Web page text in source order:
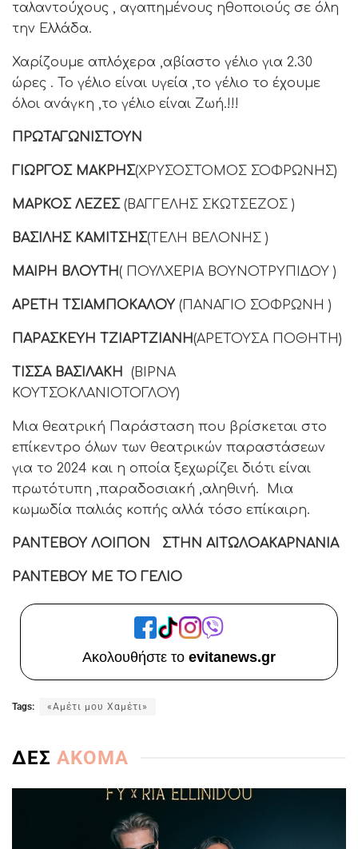
ταλαντούχους , αγαπημένους ηθοποιούς σε όλη
την Ελλάδα.
Χαρίζουμε απλόχερα ,αβίαστο γέλιο για 2.30
ώρες . Το γέλιο είναι υγεία ,το γέλιο το έχουμε
όλοι ανάγκη ,το γέλιο είναι Ζωή.!!!
ΠΡΩΤΑΓΩΝΙΣΤΟΥΝ
ΓΙΩΡΓΟΣ ΜΑΚΡΗΣ(ΧΡΥΣΟΣΤΟΜΟΣ ΣΟΦΡΩΝΗΣ)
ΜΑΡΚΟΣ ΛΕΖΕΣ (ΒΑΓΓΕΛΗΣ ΣΚΩΤΣΕΖΟΣ )
ΒΑΣΙΛΗΣ ΚΑΜΙΤΣΗΣ(ΤΕΛΗ ΒΕΛΟΝΗΣ )
ΜΑΙΡΗ ΒΛΟΥΤΗ( ΠΟΥΛΧΕΡΙΑ ΒΟΥΝΟΤΡΥΠΙΔΟΥ )
ΑΡΕΤΗ ΤΣΙΑΜΠΟΚΑΛΟΥ (ΠΑΝΑΓΙΟ ΣΟΦΡΩΝΗ )
ΠΑΡΑΣΚΕΥΗ ΤΖΙΑΡΤΖΙΑΝΗ(ΑΡΕΤΟΥΣΑ ΠΟΘΗΤΗ)
ΤΙΣΣΑ ΒΑΣΙΛΑΚΗ (ΒΙΡΝΑ
ΚΟΥΤΣΟΚΛΑΝΙΟΤΟΓΛΟΥ)
Μια θεατρική Παράσταση που βρίσκεται στο
επίκεντρο όλων των θεατρικών παραστάσεων
για το 2024 και η οποία ξεχωρίζει διότι είναι
πρωτότυπη ,παραδοσιακή ,αληθινή. Μια
κωμωδία παλιάς κοπής αλλά τόσο επίκαιρη.
ΡΑΝΤΕΒΟΥ ΛΟΙΠΟΝ ΣΤΗΝ ΑΙΤΩΛΟΑΚΑΡΝΑΝΙΑ
ΡΑΝΤΕΒΟΥ ΜΕ ΤΟ ΓΕΛΙΟ
Ακολουθήστε το evitanews.gr
Tags: «Αμέτι μου Χαμέτι»
ΔΕΣ ΑΚΟΜΑ